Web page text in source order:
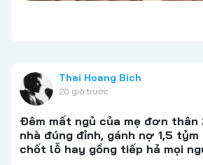
Thai Hoang Bich
20 giờ trước
Đêm mất ngủ của mẹ đơn thân
nhà đúng đỉnh, gánh nợ 1,5
chốt lỗ hay gồng tiếp hả mọi